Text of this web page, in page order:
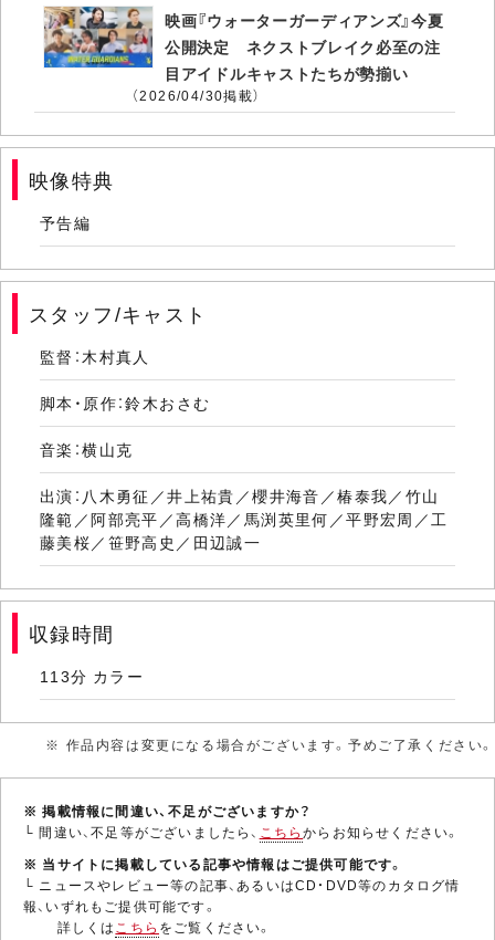
映画『ウォーターガーディアンズ』今夏
公開決定 ネクストブレイク必至の注
目アイドルキャストたちが勢揃い
（2026/04/30掲載）
映像特典
予告編
スタッフ/キャスト
監督：木村真人
脚本・原作：鈴木おさむ
音楽：横山克
出演：八木勇征／井上祐貴／櫻井海音／椿泰我／竹山
隆範／阿部亮平／高橋洋／馬渕英里何／平野宏周／工
藤美桜／笹野高史／田辺誠一
収録時間
113分 カラー
※ 作品内容は変更になる場合がございます。予めご了承ください。
※ 掲載情報に間違い、不足がございますか？
└ 間違い、不足等がございましたら、 こちらからお知らせください。
※ 当サイトに掲載している記事や情報はご提供可能です。
└ ニュースやレビュー等の記事、あるいはCD・DVD等のカタログ情
報、いずれもご提供可能です。
詳しくはこちら をご覧ください。